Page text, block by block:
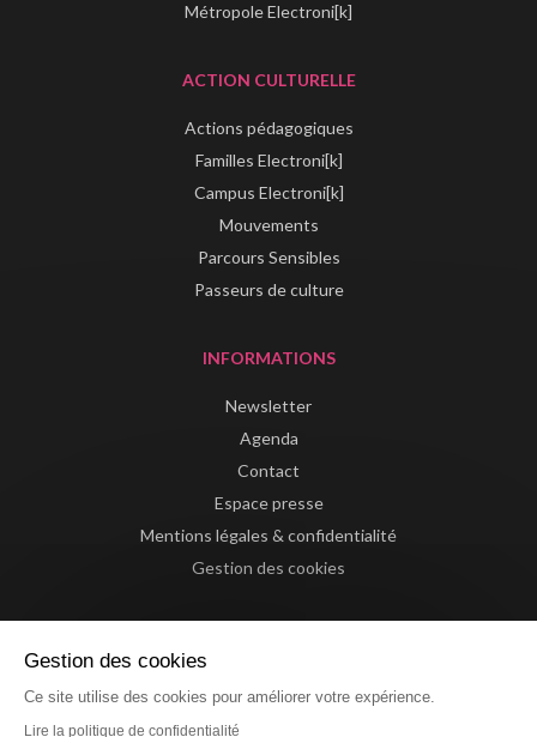
Métropole Electroni[k]
ACTION CULTURELLE
Actions pédagogiques
Familles Electroni[k]
Campus Electroni[k]
Mouvements
Parcours Sensibles
Passeurs de culture
INFORMATIONS
Newsletter
Agenda
Contact
Espace presse
Mentions légales & confidentialité
Gestion des cookies
Gestion des cookies
Ce site utilise des cookies pour améliorer votre expérience.
Lire la politique de confidentialité